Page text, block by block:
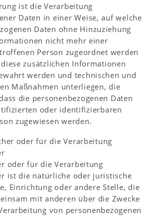
ist die Verarbeitung
Daten in einer Weise, auf welche
Daten ohne Hinzuziehung
nicht mehr einer
Person zugeordnet werden
zusätzlichen Informationen
werden und technischen und
Maßnahmen unterliegen, die
die personenbezogenen Daten
oder identifizierbaren
zugewiesen werden.
oder für die Verarbeitung
oder für die Verarbeitung
ist die natürliche oder juristische
Einrichtung oder andere Stelle, die
mit anderen über die Zwecke
von personenbezogenen